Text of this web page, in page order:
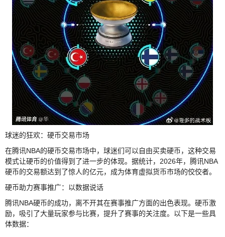
球迷的狂欢：硬币交易市场
在腾讯NBA的硬币交易市场中，球迷们可以自由买卖硬币，这种交易
模式让硬币的价值得到了进一步的体现。据统计，2026年，腾讯NBA
硬币的交易额达到了惊人的亿元，成为体育虚拟货币市场的佼佼者。
硬币助力赛事推广：以数据说话
腾讯NBA硬币的成功，离不开其在赛事推广方面的出色表现。硬币激
励，吸引了大量玩家参与比赛，提升了赛事的关注度。以下是一些具
体数据：